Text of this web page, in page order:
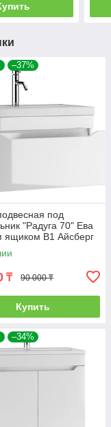
–37%
под
"Радуга 70" Ева
ящиком В1 Айсберг
₸ 90 000 ₸
Купить
–34%